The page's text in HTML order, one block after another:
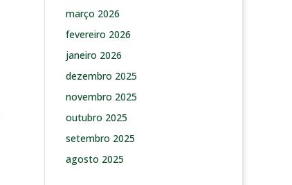
março 2026
fevereiro 2026
janeiro 2026
dezembro 2025
novembro 2025
outubro 2025
setembro 2025
agosto 2025